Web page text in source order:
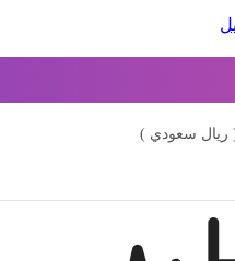
( ريال سعودي )